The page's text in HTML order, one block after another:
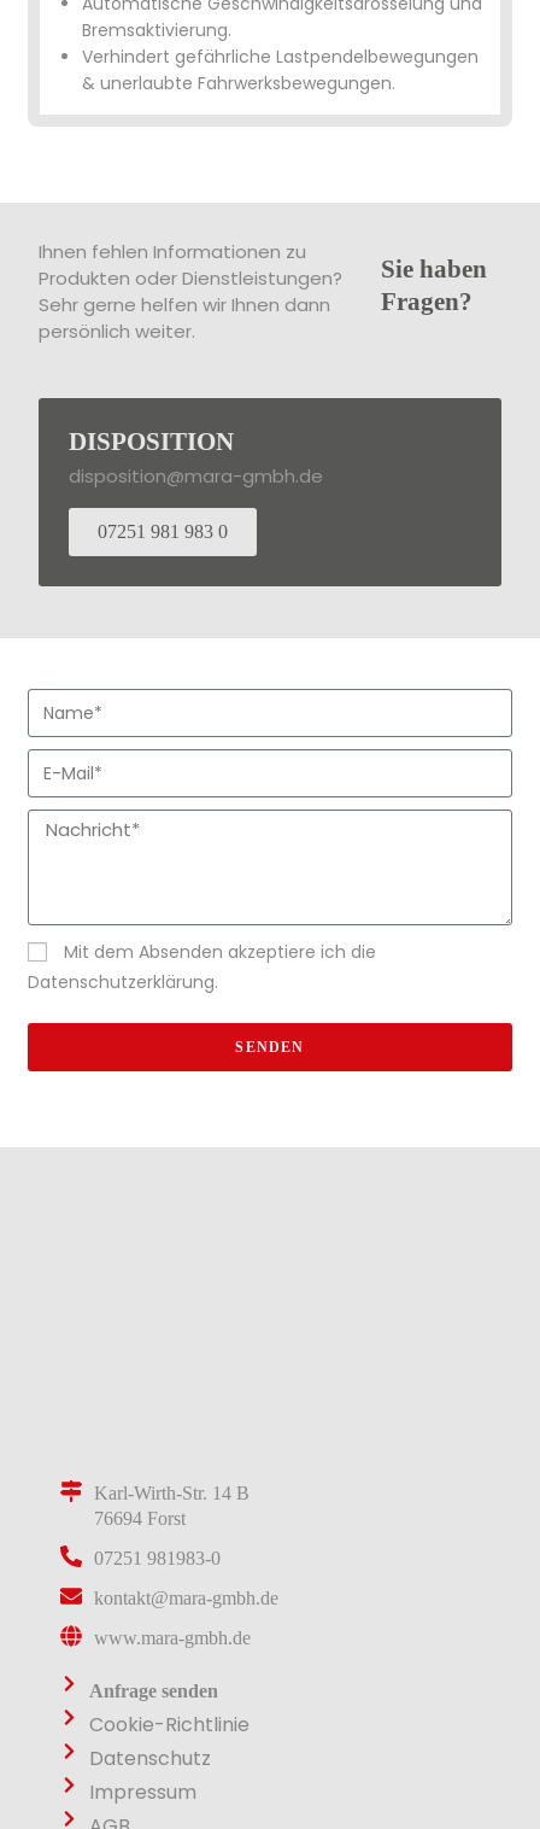
Bremsaktivierung.
Verhindert gefährliche Lastpendelbewegungen
& unerlaubte Fahrwerksbewegungen.
DISPOSITION
disposition@mara-gmbh.de
07251 981 983 0
Sie haben
Fragen?
Ihnen fehlen Informationen zu
Produkten oder Dienstleistungen?
Sehr gerne helfen wir Ihnen dann
persönlich weiter.
Mit dem Absenden akzeptiere ich die
Datenschutzerklärung.
SENDEN
Karl-Wirth-Str. 14 B
76694 Forst
07251 981983-0
kontakt@mara-gmbh.de
www.mara-gmbh.de
Anfrage senden
Cookie-Richtlinie
Datenschutz
Impressum